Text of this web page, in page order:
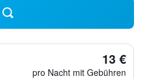
13 €
pro Nacht mit Gebühren